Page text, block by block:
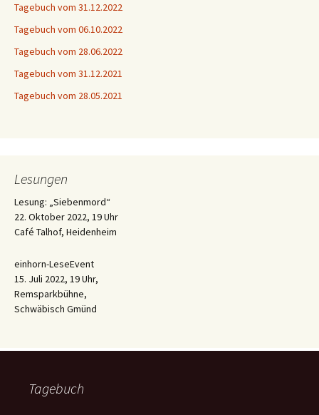
Tagebuch vom 31.12.2022
Tagebuch vom 06.10.2022
Tagebuch vom 28.06.2022
Tagebuch vom 31.12.2021
Tagebuch vom 28.05.2021
Lesungen
Lesung: „Siebenmord“
22. Oktober 2022, 19 Uhr
Café Talhof, Heidenheim
einhorn-LeseEvent
15. Juli 2022, 19 Uhr,
Remsparkbühne,
Schwäbisch Gmünd
Tagebuch